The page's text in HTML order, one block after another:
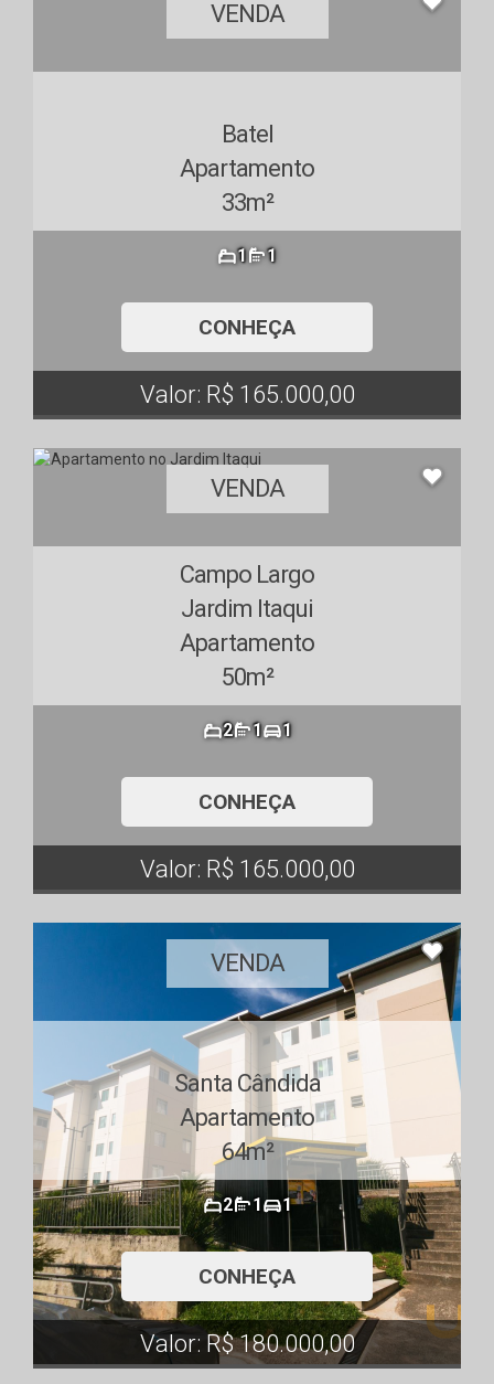
VENDA
Batel
Apartamento
33m²
1 1
CONHEÇA
Valor: R$ 165.000,00
VENDA
Campo Largo
Jardim Itaqui
Apartamento
50m²
2 1 1
CONHEÇA
Valor: R$ 165.000,00
VENDA
Santa Cândida
Apartamento
64m²
2 1 1
CONHEÇA
Valor: R$ 180.000,00